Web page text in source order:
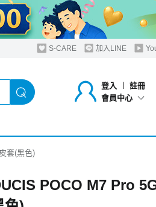
S-CARE 加入LINE
登入 ︱
註冊
會員中心
套(黑色)
POCO M7 Pro